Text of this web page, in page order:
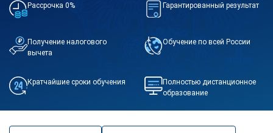
Рассрочка 0% Гарантированный результат
Получение налогового
вычета
Обучение по всей России
Кратчайшие сроки обучения
Полностью дистанционное
образование